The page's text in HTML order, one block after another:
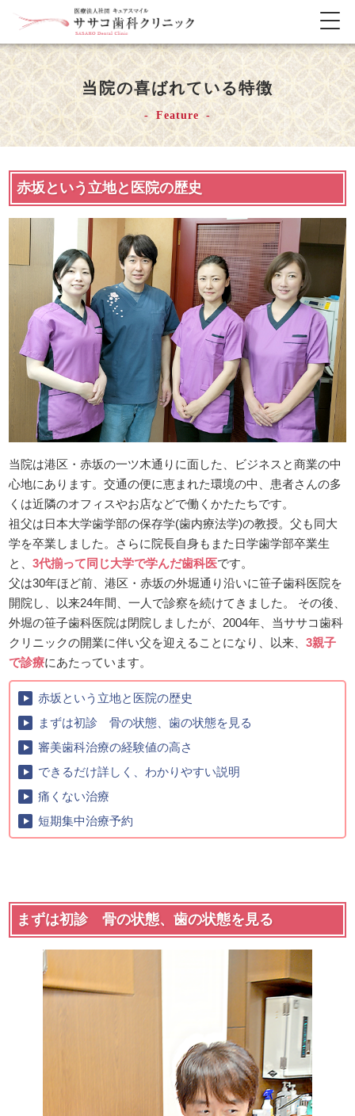
メ
ュ
ー
の
開
閉
当院の喜ばれている特徴
Feature
赤坂という立地と医院の歴史
当院は港区・赤坂の一ツ木通りに面した、ビジネスと商業の中
心地にあります。交通の便に恵まれた環境の中、患者さんの多
くは近隣のオフィスやお店などで働くかたたちです。
祖父は日本大学歯学部の保存学(歯内療法学)の教授。父も同大
学を卒業しました。さらに院長自身もまた日学歯学部卒業生
と、3代揃って同じ大学で学んだ歯科医です。
父は30年ほど前、港区・赤坂の外堀通り沿いに笹子歯科医院を
開院し、以来24年間、一人で診察を続けてきました。 その後、
外堀の笹子歯科医院は閉院しましたが、2004年、当ササコ歯科
クリニックの開業に伴い父を迎えることになり、以来、3親子
で診療にあたっています。
赤坂という立地と医院の歴史
まずは初診 骨の状態、歯の状態を見る
審美歯科治療の経験値の高さ
できるだけ詳しく、わかりやすい説明
痛くない治療
短期集中治療予約
まずは初診 骨の状態、歯の状態を見る